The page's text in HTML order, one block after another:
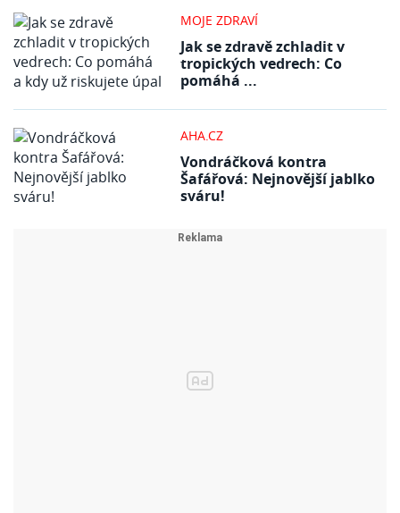
MOJE ZDRAVÍ
Jak se zdravě zchladit v
tropických vedrech: Co
pomáhá ...
AHA.CZ
Vondráčková kontra
Šafářová: Nejnovější jablko
sváru!